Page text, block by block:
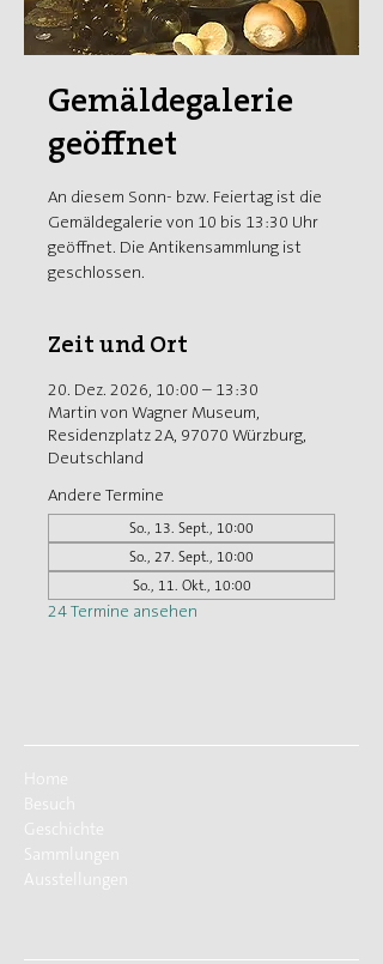
Gemäldegalerie
geöffnet
An diesem Sonn- bzw. Feiertag ist die
Gemäldegalerie von 10 bis 13:30 Uhr
geöffnet. Die Antikensammlung ist
geschlossen.
Zeit und Ort
20. Dez. 2026, 10:00 – 13:30
Martin von Wagner Museum,
Residenzplatz 2A, 97070 Würzburg,
Deutschland
Andere Termine
So., 13. Sept., 10:00
So., 27. Sept., 10:00
So., 11. Okt., 10:00
24 Termine ansehen
Home
Besuch
Geschichte
Sammlungen
Ausstellungen